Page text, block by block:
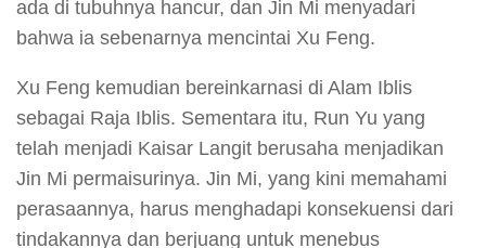
ada di tubuhnya hancur, dan Jin Mi menyadari
bahwa ia sebenarnya mencintai Xu Feng.
Xu Feng kemudian bereinkarnasi di Alam Iblis
sebagai Raja Iblis. Sementara itu, Run Yu yang
telah menjadi Kaisar Langit berusaha menjadikan
Jin Mi permaisurinya. Jin Mi, yang kini memahami
perasaannya, harus menghadapi konsekuensi dari
tindakannya dan berjuang untuk menebus